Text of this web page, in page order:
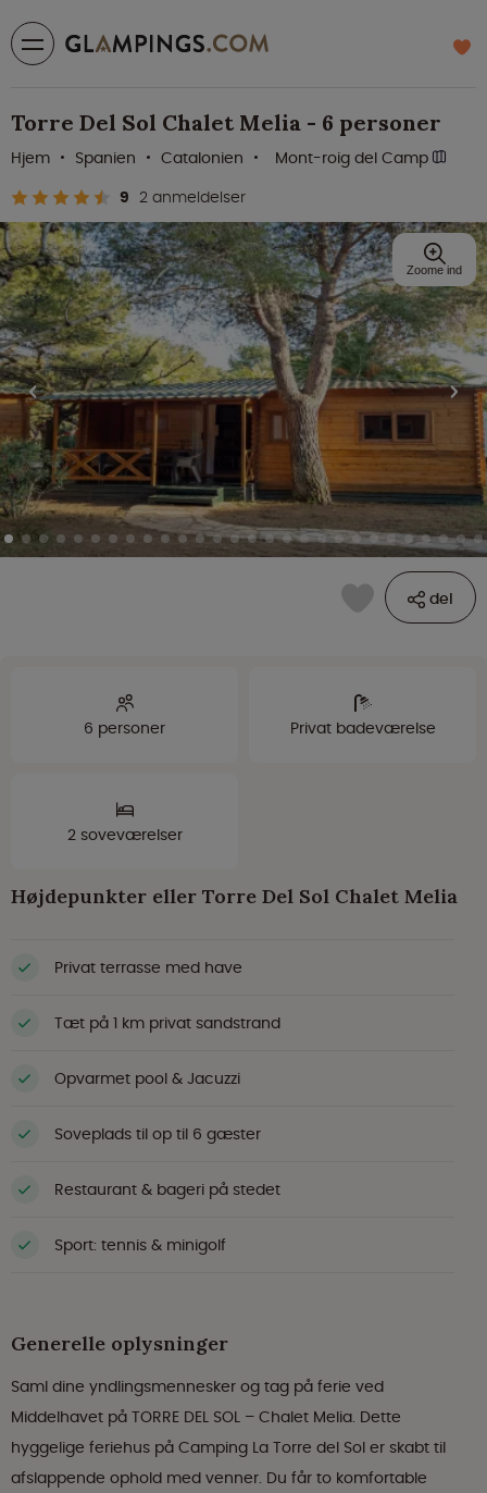
Torre Del Sol Chalet Melia - 6 personer
9 2 anmeldelser
Hjem Spanien Catalonien Mont-roig del Camp
del
Zoome ind
6 personer Privat badeværelse
2 soveværelser
Højdepunkter eller Torre Del Sol Chalet Melia
Privat terrasse med have
Tæt på 1 km privat sandstrand
Opvarmet pool & Jacuzzi
Soveplads til op til 6 gæster
Restaurant & bageri på stedet
Sport: tennis & minigolf
Generelle oplysninger
Saml dine yndlingsmennesker og tag på ferie ved
Middelhavet på TORRE DEL SOL – Chalet Melia. Dette
hyggelige feriehus på Camping La Torre del Sol er skabt til
afslappende ophold med venner. Du får to komfortable